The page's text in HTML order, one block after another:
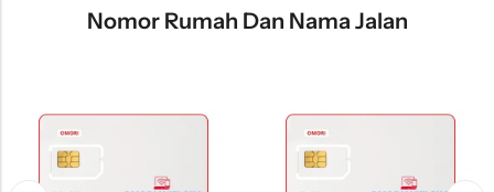
Nomor Rumah Dan Nama Jalan